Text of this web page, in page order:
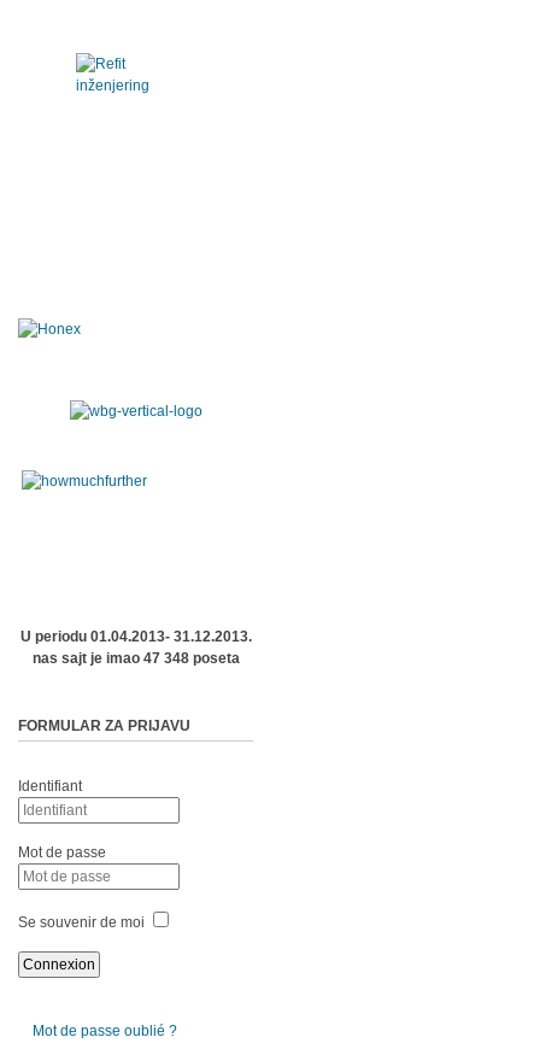
U periodu 01.04.2013- 31.12.2013.
nas sajt je imao 47 348 poseta
FORMULAR ZA PRIJAVU
Identifiant
Mot de passe
Se souvenir de moi
Mot de passe oublié ?